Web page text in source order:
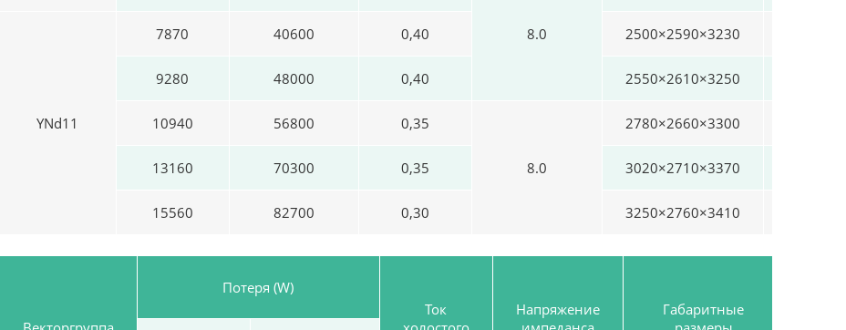
8.0
YNd11
7870 40600 0,40 2500×2590×3230
9280 48000 0,40 2550×2610×3250
10940 56800 0,35
8.0
2780×2660×3300
13160 70300 0,35 3020×2710×3370
15560 82700 0,30 3250×2760×3410
Потеря (W)
Ток
Напряжение
Габаритные